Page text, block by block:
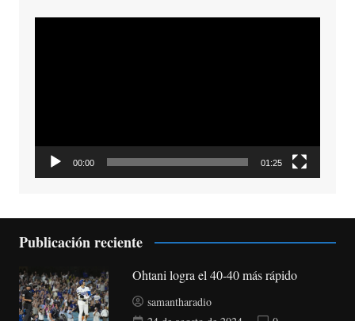
00:00 01:25
Publicación reciente
Ohtani logra el 40-40 más rápido
samantharadio